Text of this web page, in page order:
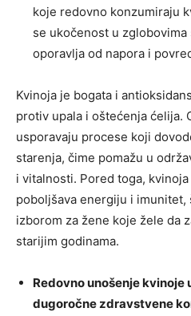
koje redovno konzumiraju
se ukočenost u
oporavlja od napora i
Kvinoja je bogata i
protiv upala i oštećenja ćelija.
usporavaju procese koji
starenja, čime pomažu u
i vitalnosti. Pored toga,
poboljšava energiju i imunitet,
izborom za žene koje žele da
starijim godinama.
Redovno unošenje kvinoje
dugoročne zdravstvene